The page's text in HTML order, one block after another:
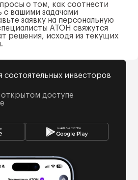
о том, как соотнести
с вашими задачами
заявку на персональную
АТОН свяжутся
решения, исходя из текущих
состоятельных инвесторов
доступе